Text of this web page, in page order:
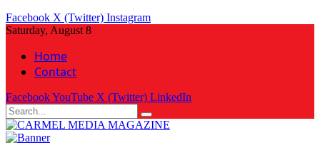
Facebook X (Twitter) Instagram
Saturday, August 8
Home
Contact
FacebookYouTube X (Twitter) LinkedIn